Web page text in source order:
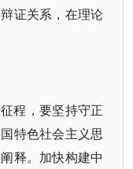
证关系，在理论
程，要坚持守正
特色社会主义思
释。加快构建中